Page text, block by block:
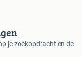
je zoekopdracht en de